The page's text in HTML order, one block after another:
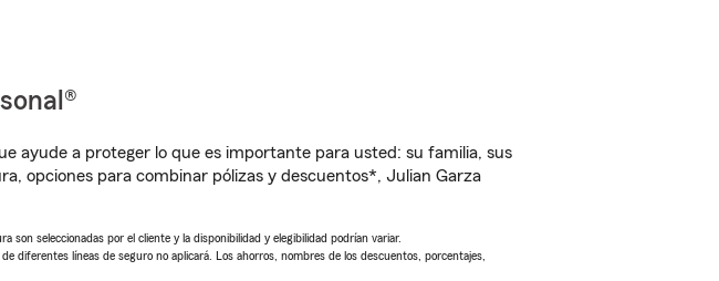
ayude a proteger lo que es importante para usted: su familia, sus
opciones para combinar pólizas y descuentos*, Julian Garza
son seleccionadas por el cliente y la disponibilidad y elegibilidad podrían variar.
diferentes líneas de seguro no aplicará. Los ahorros, nombres de los descuentos, porcentajes,